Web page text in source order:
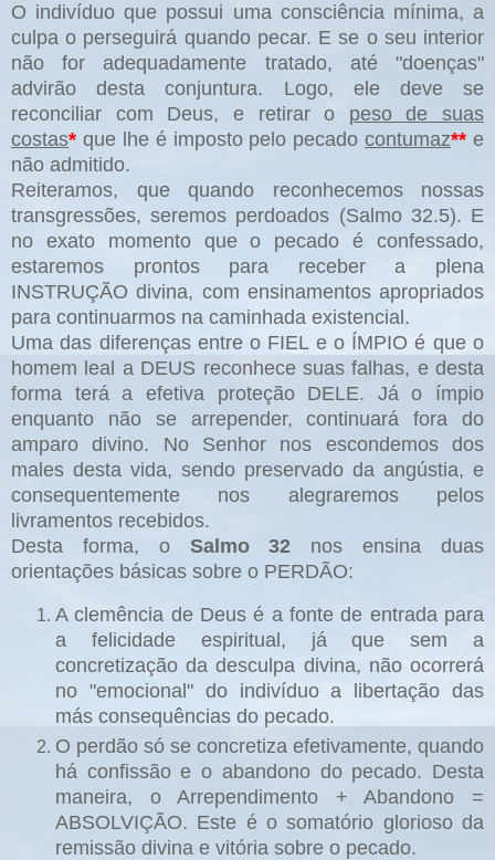
O indivíduo que possui uma consciência mínima, a
culpa o perseguirá quando pecar. E se o seu interior
não for adequadamente tratado, até "doenças"
advirão desta conjuntura. Logo, ele deve se
reconciliar com Deus, e retirar o peso de suas
costas* que lhe é imposto pelo pecadocontumaz** e
não admitido.
Reiteramos, que quando reconhecemos nossas
transgressões, seremos perdoados (Salmo 32.5). E
no exato momento que o pecado é confessado,
estaremos prontos para receber a plena
INSTRUÇÃO divina, com ensinamentos apropriados
para continuarmos na caminhada existencial.
Uma das diferenças entre o FIEL e o ÍMPIO é que o
homem leal a DEUS reconhece suas falhas, e desta
forma terá a efetiva proteção DELE. Já o ímpio
enquanto não se arrepender, continuará fora do
amparo divino. No Senhor nos escondemos dos
males desta vida, sendo preservado da angústia, e
consequentemente nos alegraremos pelos
livramentos recebidos.
Desta forma, o Salmo 32 nos ensina duas
orientações básicas sobre o PERDÃO:
A clemência de Deus é a fonte de entrada para
a felicidade espiritual, já que sem a
concretização da desculpa divina, não ocorrerá
no "emocional" do indivíduo a libertação das
más consequências do pecado.
O perdão só se concretiza efetivamente, quando
há confissão e o abandono do pecado. Desta
maneira, o Arrependimento + Abandono =
ABSOLVIÇÃO. Este é o somatório glorioso da
remissão divina e vitória sobre o pecado.